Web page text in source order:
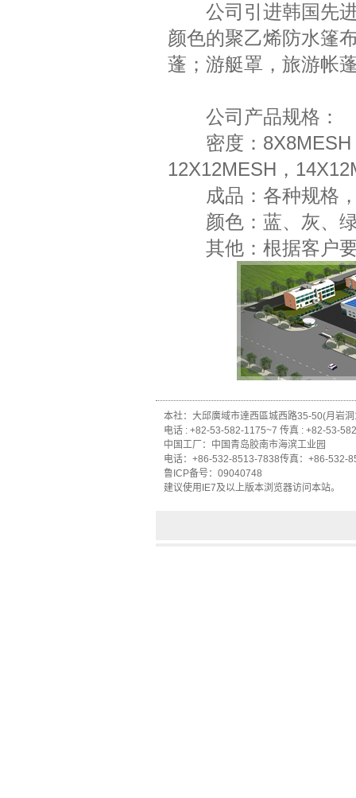
公司引进韩国先进
颜色的聚乙烯防水篷
蓬；游艇罩，旅游帐
公司产品规格：
密度：8X8MESH
12X12MESH，
成品：各种规格，
颜色：蓝、灰、绿
其他：根据客户
本社：大邱廣域市達西區城西路35-50(月岩
电话 : +82-53-582-1175~7 传真 : +82-53-
中国工厂： 中国青岛胶南市海滨工业园
电话： +86-532-8513-7838传真： +86-532-
鲁ICP备号 ： 09040748
建议使用 IE7及以上版本浏览器访问本站。